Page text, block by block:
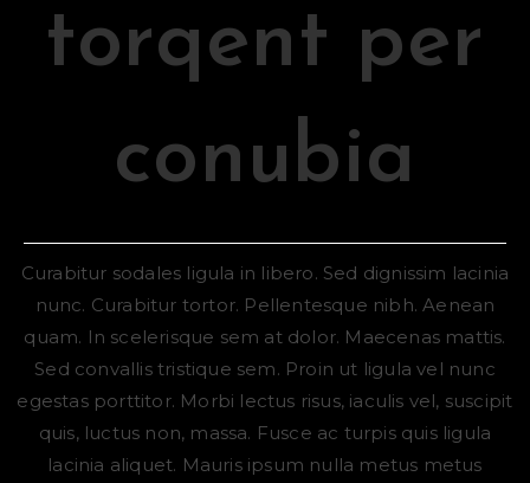
torqent per
conubia
Curabitur sodales ligula in libero. Sed dignissim lacinia
nunc. Curabitur tortor. Pellentesque nibh. Aenean
quam. In scelerisque sem at dolor. Maecenas mattis.
Sed convallis tristique sem. Proin ut ligula vel nunc
egestas porttitor. Morbi lectus risus, iaculis vel, suscipit
quis, luctus non, massa. Fusce ac turpis quis ligula
lacinia aliquet. Mauris ipsum nulla metus metus